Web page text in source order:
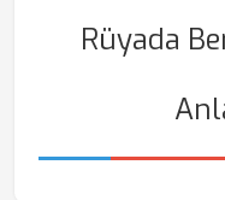
Rüyada